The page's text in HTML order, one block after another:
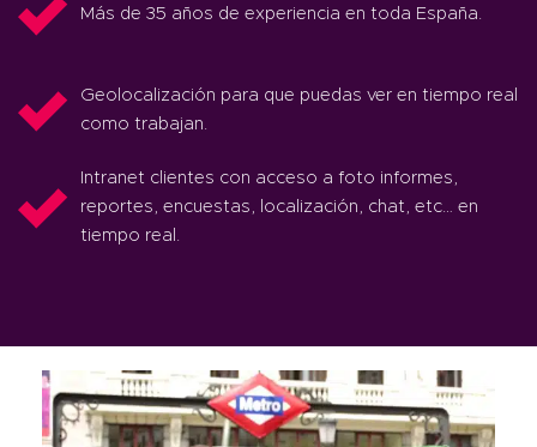
Más de 35 años de experiencia en toda España.
Geolocalización para que puedas ver en tiempo real
como trabajan.
Intranet clientes con acceso a foto informes,
reportes, encuestas, localización, chat, etc… en
tiempo real.